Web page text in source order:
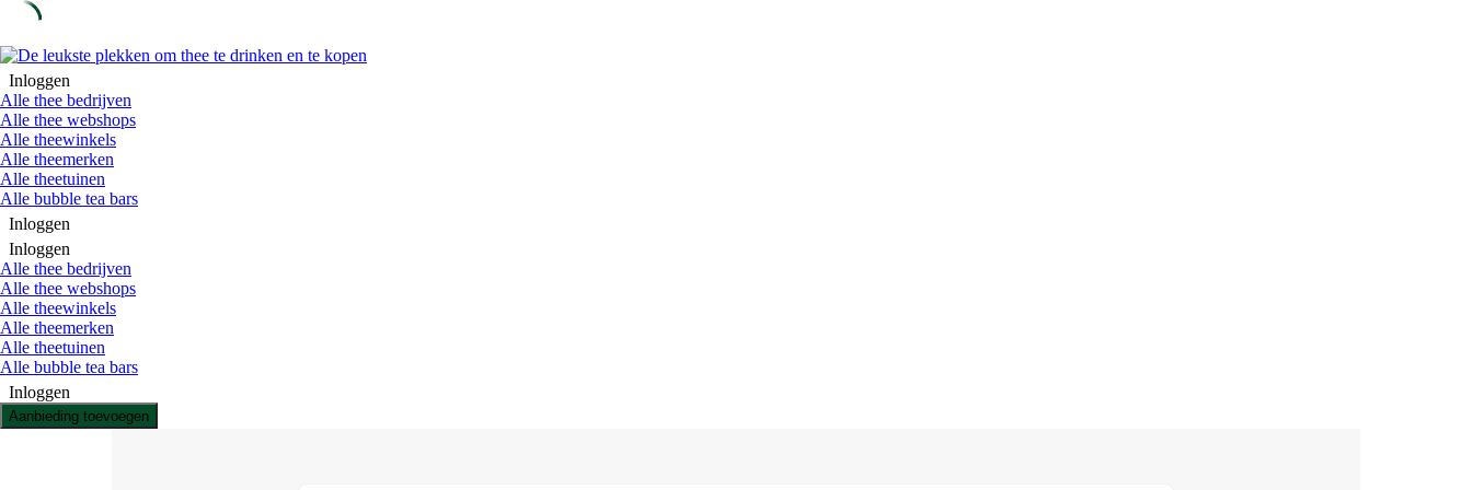
Skip
to
content
Inloggen
Alle thee bedrijven
Alle thee webshops
Alle theewinkels
Alle theemerken
Alle theetuinen
Alle bubble tea bars
Inloggen
Inloggen
Alle thee bedrijven
Alle thee webshops
Alle theewinkels
Alle theemerken
Alle theetuinen
Alle bubble tea bars
Inloggen
Aanbieding toevoegen